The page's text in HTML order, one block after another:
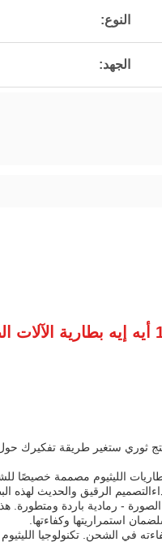
النوع:
الجهد:
ثوري ستغير طريقة تفكيرك حول
الرقيق والحديث
- رمادية باردة ومتطورة.
استمراريتها وكفاءتها.
في الشحن. تكنولوجيا